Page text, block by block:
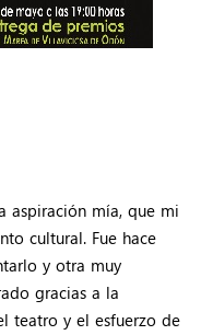
aspiración mía, que mi
cultural. Fue hace
y otra muy
gracias a la
teatro y el esfuerzo de